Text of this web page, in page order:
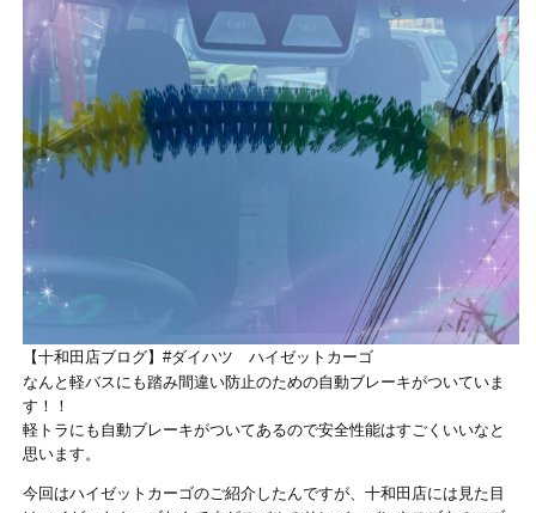
【十和田店ブログ】#ダイハツ ハイゼットカーゴ
なんと軽バスにも踏み間違い防止のための自動ブレーキがついていま
す！！
軽トラにも自動ブレーキがついてあるので安全性能はすごくいいなと
思います。
今回はハイゼットカーゴのご紹介したんですが、十和田店には見た目